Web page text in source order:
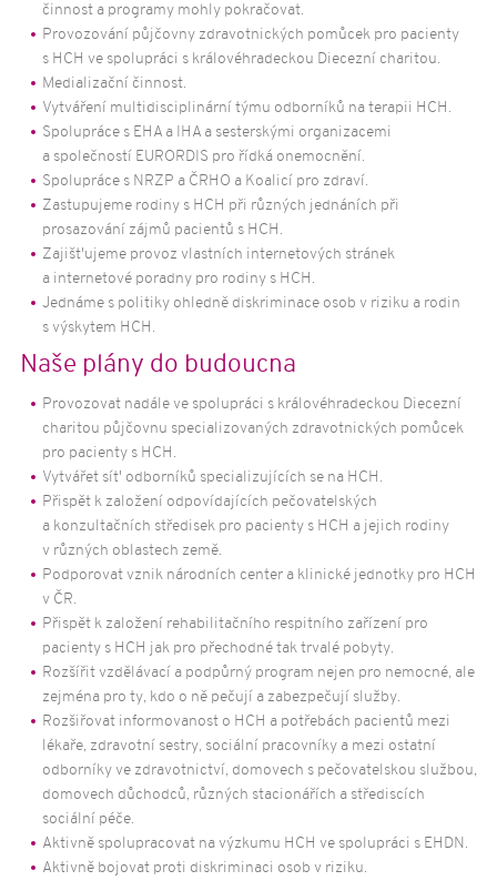
činnost a programy mohly pokračovat.
Provozování půjčovny zdravotnických pomůcek pro pacienty
s HCH ve spolupráci s královéhradeckou Diecezní charitou.
Medializační činnost.
Vytváření multidisciplinární týmu odborníků na terapii HCH.
Spolupráce s EHA a IHA a sesterskými organizacemi
a společností EURORDIS pro řídká onemocnění.
Spolupráce s NRZP a ČRHO a Koalicí pro zdraví.
Zastupujeme rodiny s HCH při různých jednáních při
prosazování zájmů pacientů s HCH.
Zajišt'ujeme provoz vlastních internetových stránek
a internetové poradny pro rodiny s HCH.
Jednáme s politiky ohledně diskriminace osob v riziku a rodin
s výskytem HCH.
Naše plány do budoucna
Provozovat nadále ve spolupráci s královéhradeckou Diecezní
charitou půjčovnu specializovaných zdravotnických pomůcek
pro pacienty s HCH.
Vytvářet sít' odborníků specializujících se na HCH.
Přispět k založení odpovídajících pečovatelských
a konzultačních středisek pro pacienty s HCH a jejich rodiny
v různých oblastech země.
Podporovat vznik národních center a klinické jednotky pro HCH
v ČR.
Přispět k založení rehabilitačního respitního zařízení pro
pacienty s HCH jak pro přechodné tak trvalé pobyty.
Rozšířit vzdělávací a podpůrný program nejen pro nemocné, ale
zejména pro ty, kdo o ně pečují a zabezpečují služby.
Rozšiřovat informovanost o HCH a potřebách pacientů mezi
lékaře, zdravotní sestry, sociální pracovníky a mezi ostatní
odborníky ve zdravotnictví, domovech s pečovatelskou službou,
domovech důchodců, různých stacionářích a střediscích
sociální péče.
Aktivně spolupracovat na výzkumu HCH ve spolupráci s EHDN.
Aktivně bojovat proti diskriminaci osob v riziku.
322
Život s HCH
Příběhy
Partneři
Kontakty
SPHCH
Multidisciplinární tým
Půjčovna ZP a poradny
Státní instituce a české organizace
Mezinárodní organizace
Poradna 92